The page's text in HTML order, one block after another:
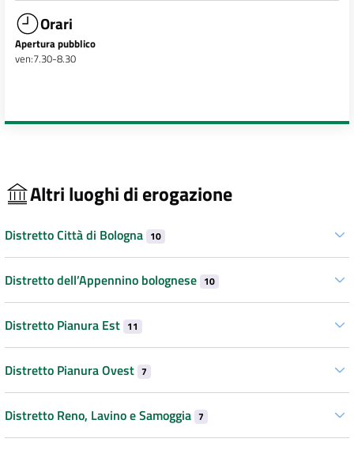
Orari
Apertura pubblico
ven:7.30-8.30
Altri luoghi di erogazione
Distretto Città di Bologna 10
Distretto dell’Appennino bolognese 10
Distretto Pianura Est 11
Distretto Pianura Ovest 7
Distretto Reno, Lavino e Samoggia 7